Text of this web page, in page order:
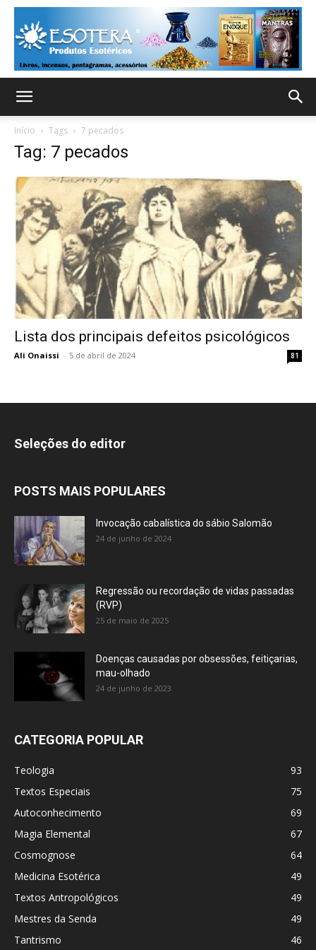
Início Tags 7 pecados
Tag: 7 pecados
Lista dos principais defeitos psicológicos
Ali Onaissi - 5 de abril de 2024 81
Seleções do editor
POSTS MAIS POPULARES
Invocação cabalística do sábio Salomão
24 de junho de 2024
Regressão ou recordação de vidas passadas
(RVP)
25 de maio de 2025
Doenças causadas por obsessões, feitiçarias,
mau-olhado
24 de junho de 2023
CATEGORIA POPULAR
Teologia
93
Textos Especiais
75
Autoconhecimento
69
Magia Elemental
67
Cosmognose
64
Medicina Esotérica
49
Textos Antropológicos
49
Mestres da Senda
49
Tantrismo
46